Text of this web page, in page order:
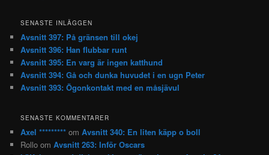
SENASTE INLÄGGEN
Avsnitt 397: På gränsen till okej
Avsnitt 396: Han flubbar runt
Avsnitt 395: En varg är ingen katthund
Avsnitt 394: Gå och dunka huvudet i en ugn Peter
Avsnitt 393: Ögonkontakt med en måsjävul
SENASTE KOMMENTARER
Axel ********* omAvsnitt 340: En liten käpp o boll
Rollo omAvsnitt 263: Inför Oscars